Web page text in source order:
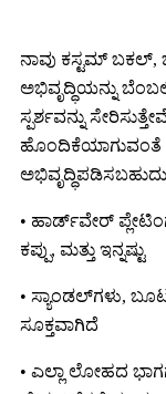
ನಾವು ಕಸ್ಟಮ್
ಅಭಿವೃದ್ಧಿಯನ್ನು
ಸ್ಪರ್ಶವನ್ನು
ಹೊಂದಿಕೆಯಾಗುವಂತೆ
• ಹಾರ್ಡ್‌ವೇರ್
ಕಪ್ಪು, ಮತ್ತು ಇನ್ನಷ್ಟು
• ಸ್ಯಾಂಡಲ್‌ಗಳು,
ಸೂಕ್ತವಾಗಿದೆ
• ಎಲ್ಲಾ ಲೋಹದ